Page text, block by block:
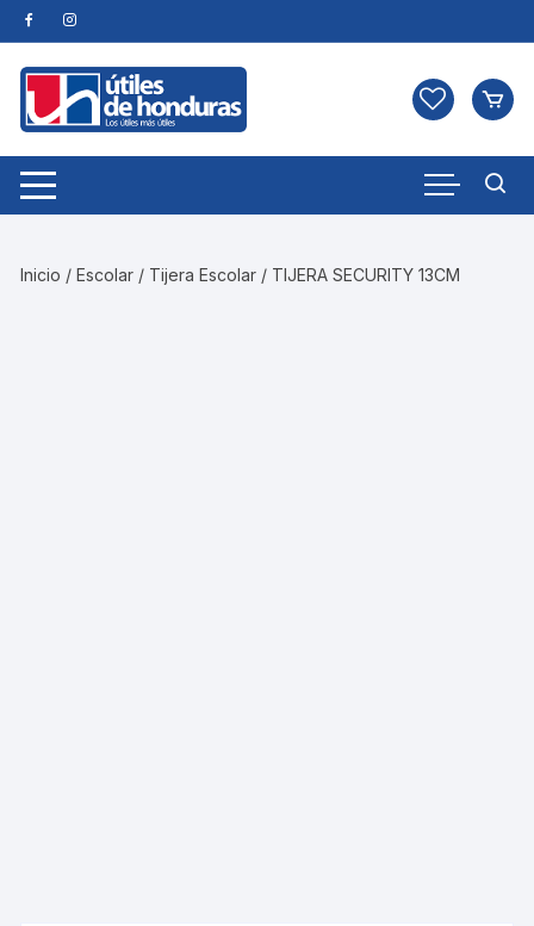
Skip
to
content
Inicio /Escolar / Tijera Escolar / TIJERA SECURITY 13CM